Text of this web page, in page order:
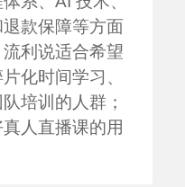
款保障等方面
利说适合希望
化时间学习、
培训的人群；
人直播课的用